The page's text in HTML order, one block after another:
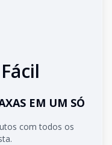
EM UM SÓ
com todos os